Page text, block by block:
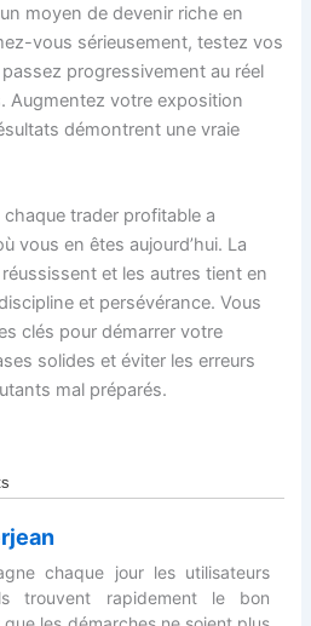
moyen de devenir riche en
vous sérieusement, testez vos
progressivement au réel
Augmentez votre exposition
démontrent une vraie
trader profitable a
vous en êtes aujourd’hui. La
et les autres tient en
et persévérance. Vous
clés pour démarrer votre
solides et éviter les erreurs
mal préparés.
chaque jour les utilisateurs
trouvent rapidement le bon